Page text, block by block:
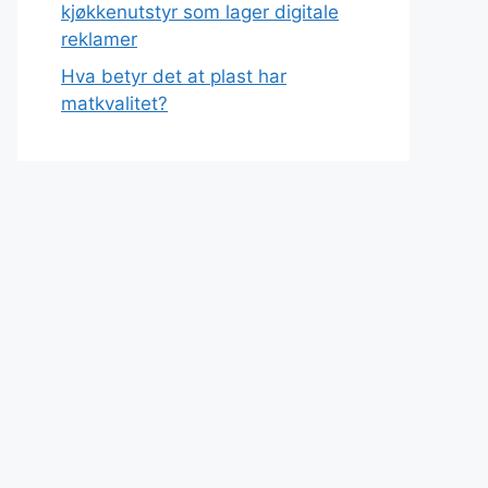
kjøkkenutstyr som lager digitale
reklamer
Hva betyr det at plast har
matkvalitet?